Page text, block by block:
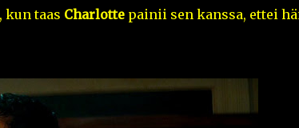
kun taas Charlotte painii sen kanssa, ettei